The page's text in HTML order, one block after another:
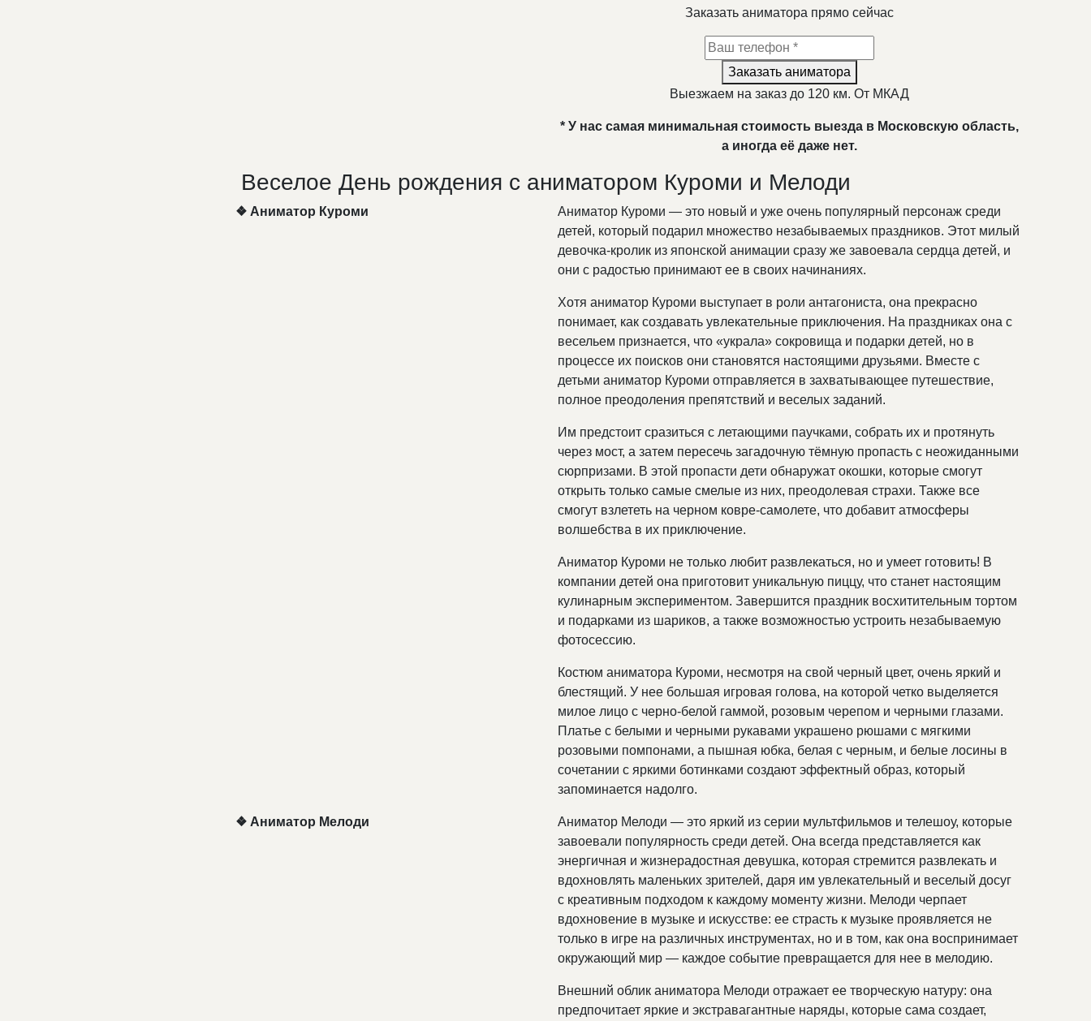
Заказать аниматора прямо сейчас
Заказать аниматора
Выезжаем на заказ до 120 км. От МКАД
* У нас самая минимальная стоимость выезда в Московскую область,
а иногда её даже нет.
Веселое День рождения с аниматором Куроми и Мелоди
❖ Аниматор Куроми
Аниматор Куроми — это новый и уже очень популярный персонаж среди
детей, который подарил множество незабываемых праздников. Этот милый
девочка-кролик из японской анимации сразу же завоевала сердца детей, и
они с радостью принимают ее в своих начинаниях.
Хотя аниматор Куроми выступает в роли антагониста, она прекрасно
понимает, как создавать увлекательные приключения. На праздниках она с
весельем признается, что «украла» сокровища и подарки детей, но в
процессе их поисков они становятся настоящими друзьями. Вместе с
детьми аниматор Куроми отправляется в захватывающее путешествие,
полное преодоления препятствий и веселых заданий.
Им предстоит сразиться с летающими паучками, собрать их и протянуть
через мост, а затем пересечь загадочную тёмную пропасть с неожиданными
сюрпризами. В этой пропасти дети обнаружат окошки, которые смогут
открыть только самые смелые из них, преодолевая страхи. Также все
смогут взлететь на черном ковре-самолете, что добавит атмосферы
волшебства в их приключение.
Аниматор Куроми не только любит развлекаться, но и умеет готовить! В
компании детей она приготовит уникальную пиццу, что станет настоящим
кулинарным экспериментом. Завершится праздник восхитительным тортом
и подарками из шариков, а также возможностью устроить незабываемую
фотосессию.
Костюм аниматора Куроми, несмотря на свой черный цвет, очень яркий и
блестящий. У нее большая игровая голова, на которой четко выделяется
милое лицо с черно-белой гаммой, розовым черепом и черными глазами.
Платье с белыми и черными рукавами украшено рюшами с мягкими
розовыми помпонами, а пышная юбка, белая с черным, и белые лосины в
сочетании с яркими ботинками создают эффектный образ, который
запоминается надолго.
❖ Аниматор Мелоди
Аниматор Мелоди — это яркий из серии мультфильмов и телешоу, которые
завоевали популярность среди детей. Она всегда представляется как
энергичная и жизнерадостная девушка, которая стремится развлекать и
вдохновлять маленьких зрителей, даря им увлекательный и веселый досуг
с креативным подходом к каждому моменту жизни. Мелоди черпает
вдохновение в музыке и искусстве: ее страсть к музыке проявляется не
только в игре на различных инструментах, но и в том, как она воспринимает
окружающий мир — каждое событие превращается для нее в мелодию.
Внешний облик аниматора Мелоди отражает ее творческую натуру: она
предпочитает яркие и экстравагантные наряды, которые сама создает,